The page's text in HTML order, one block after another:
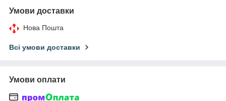
Умови доставки
Нова Пошта
Всі умови доставки
Умови оплати